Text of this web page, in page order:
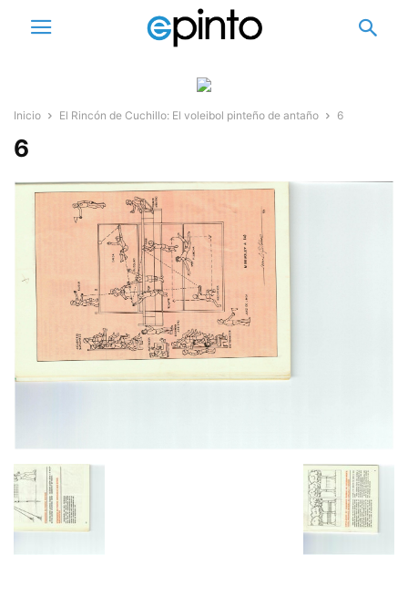
Inicio El Rincón de Cuchillo: El voleibol pinteño de antaño 6
6